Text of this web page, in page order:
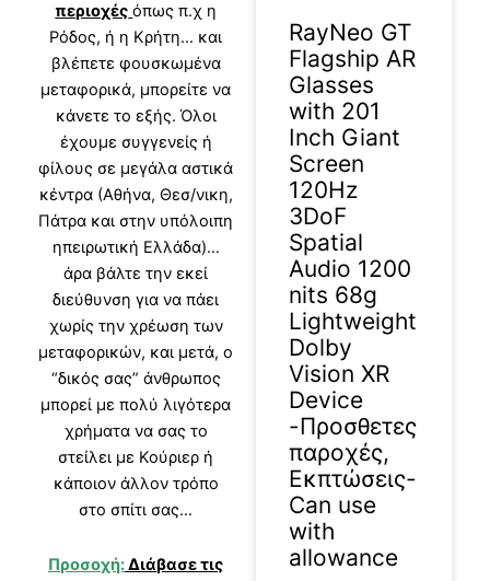
περιοχές όπως π.χ η
Ρόδος, ή η Κρήτη… και
βλέπετε φουσκωμένα
μεταφορικά, μπορείτε να
κάνετε το εξής. Όλοι
έχουμε συγγενείς ή
φίλους σε μεγάλα αστικά
κέντρα (Αθήνα, Θεσ/νικη,
Πάτρα και στην υπόλοιπη
ηπειρωτική Ελλάδα)…
άρα βάλτε την εκεί
διεύθυνση για να πάει
χωρίς την χρέωση των
μεταφορικών, και μετά, ο
“δικός σας” άνθρωπος
μπορεί με πολύ λιγότερα
χρήματα να σας το
στείλει με Κούριερ ή
κάποιον άλλον τρόπο
στο σπίτι σας…
Προσοχή:Διάβασε τις
RayNeo GT
Flagship AR
Glasses
with 201
Inch Giant
Screen
120Hz
3DoF
Spatial
Audio 1200
nits 68g
Lightweight
Dolby
Vision XR
Device
-Προσθετες
παροχές,
Εκπτώσεις-
Can use
with
allowance